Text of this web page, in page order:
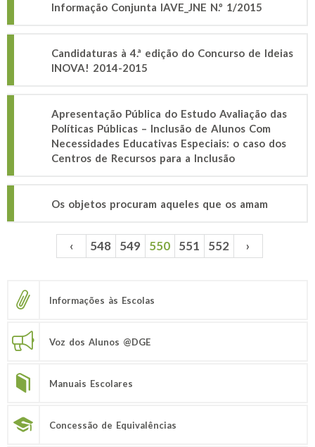
Informação Conjunta IAVE_JNE N.º 1/2015
Candidaturas à 4.ª edição do Concurso de Ideias
INOVA! 2014-2015
Apresentação Pública do Estudo Avaliação das
Políticas Públicas – Inclusão de Alunos Com
Necessidades Educativas Especiais: o caso dos
Centros de Recursos para a Inclusão
Os objetos procuram aqueles que os amam
Páginas ‹ 548 549 550 551 552 ›
Informações às Escolas
Voz dos Alunos @DGE
Manuais Escolares
Concessão de Equivalências